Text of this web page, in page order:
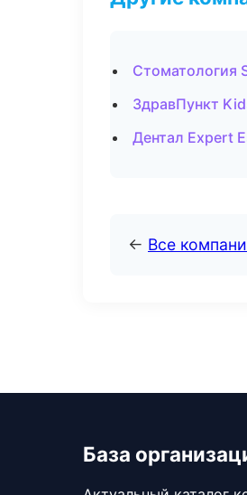
Стоматология
ЗдравПункт
Дентал Expert
← Все
База